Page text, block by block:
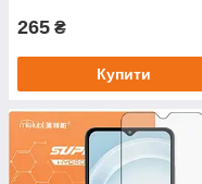
265 ₴
Купити